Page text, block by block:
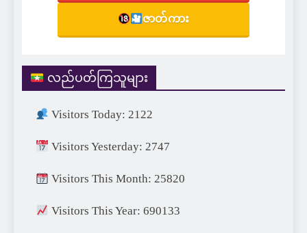
ဇာတ်ကား
လည်ပတ်ကြသူများ
Visitors Today: 2122
Visitors Yesterday: 2747
Visitors This Month: 25820
Visitors This Year: 690133